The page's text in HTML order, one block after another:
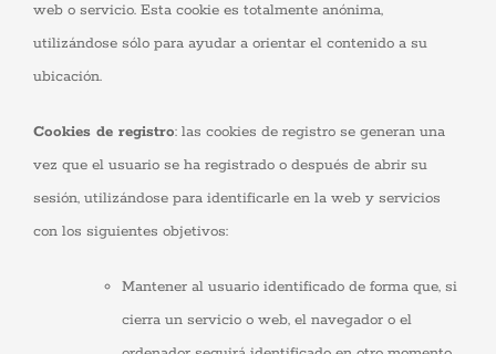
web o servicio. Esta cookie es totalmente anónima,
utilizándose sólo para ayudar a orientar el contenido a su
ubicación.
Cookies de registro: las cookies de registro se generan una
vez que el usuario se ha registrado o después de abrir su
sesión, utilizándose para identificarle en la web y servicios
con los siguientes objetivos:
Mantener al usuario identificado de forma que, si
cierra un servicio o web, el navegador o el